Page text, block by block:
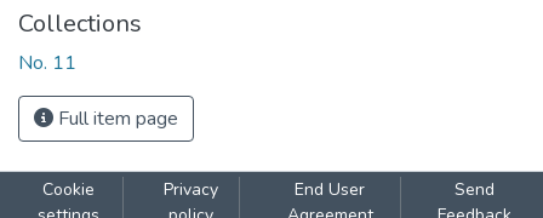
Collections
No. 11
Full item page
Cookie
Privacy
End User
Send